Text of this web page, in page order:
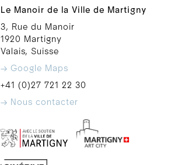
Le Manoir de la Ville de Martigny
3, Rue du Manoir
1920 Martigny
Valais, Suisse
→ Google Maps
+41 (0)27 721 22 30
→ Nous contacter